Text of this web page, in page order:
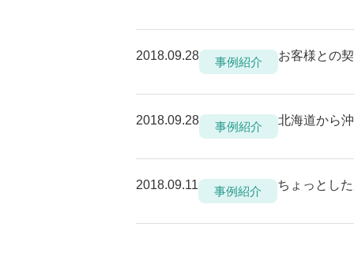
2018.09.28 事例紹介 お客様との
2018.09.28 事例紹介 北海道から
2018.09.11 事例紹介 ちょっとし